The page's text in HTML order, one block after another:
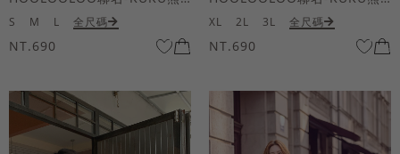
S M L 全尺碼
NT.690
XL 2L 3L 全尺碼
NT.690